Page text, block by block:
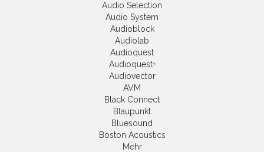
Audio Selection
Audio System
Audioblock
Audiolab
Audioquest
Audioquest+
Audiovector
AVM
Black Connect
Blaupunkt
Bluesound
Boston Acoustics
Mehr